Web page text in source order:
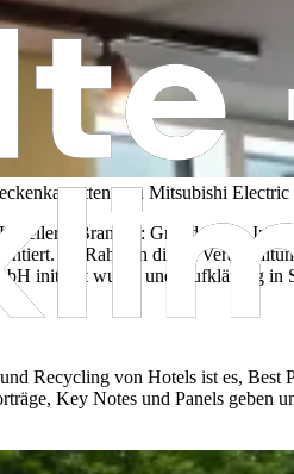
von Mitsubishi
Branche: Grund ist die
Im Rahmen dieser
initiiert wurde und Aufklärung in
Recycling von Hotels ist es,
Key Notes und Panels